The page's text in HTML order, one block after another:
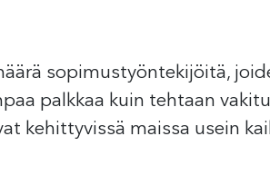
sopimustyöntekijöitä,
palkkaa kuin tehtaan
kehittyvissä maissa usein